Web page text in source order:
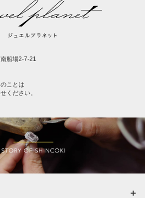
船場2-7-21
ことは
ください。